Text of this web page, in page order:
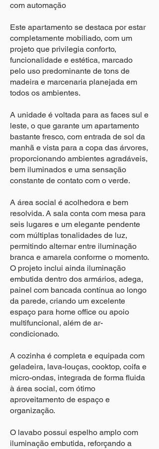
com automação
Este apartamento se destaca por estar
completamente mobiliado, com um
projeto que privilegia conforto,
funcionalidade e estética, marcado
pelo uso predominante de tons de
madeira e marcenaria planejada em
todos os ambientes.
A unidade é voltada para as faces sul e
leste, o que garante um apartamento
bastante fresco, com entrada de sol da
manhã e vista para a copa das árvores,
proporcionando ambientes agradáveis,
bem iluminados e uma sensação
constante de contato com o verde.
A área social é acolhedora e bem
resolvida. A sala conta com mesa para
seis lugares e um elegante pendente
com múltiplas tonalidades de luz,
permitindo alternar entre iluminação
branca e amarela conforme o momento.
O projeto inclui ainda iluminação
embutida dentro dos armários, adega,
painel com bancada contínua ao longo
da parede, criando um excelente
espaço para home office ou apoio
multifuncional, além de ar-
condicionado.
A cozinha é completa e equipada com
geladeira, lava-louças, cooktop, coifa e
micro-ondas, integrada de forma fluida
à área social, com ótimo
aproveitamento de espaço e
organização.
O lavabo possui espelho amplo com
iluminação embutida, reforçando a